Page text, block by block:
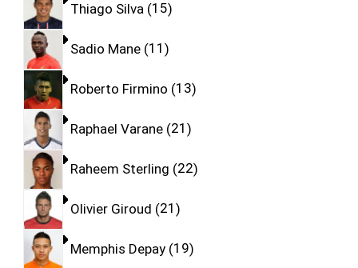
Thiago Silva 15
Sadio Mane 11
Roberto Firmino 13
Raphael Varane 21
Raheem Sterling 22
Olivier Giroud 21
Memphis Depay 19